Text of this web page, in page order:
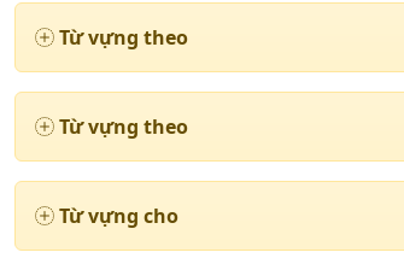
Từ vựng theo
Từ vựng theo
Từ vựng cho